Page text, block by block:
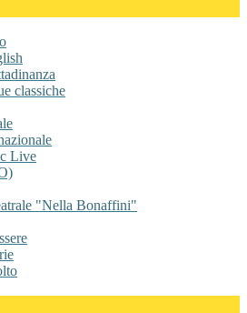
classiche
Live
"Nella Bonaffini"